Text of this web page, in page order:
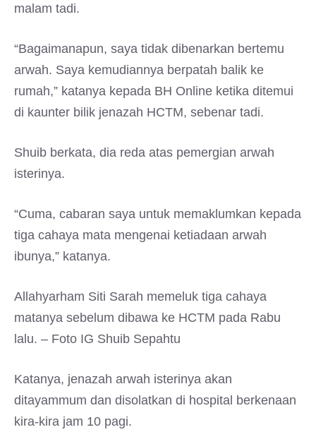
malam tadi.
“Bagaimanapun, saya tidak dibenarkan bertemu
arwah. Saya kemudiannya berpatah balik ke
rumah,” katanya kepada BH Online ketika ditemui
di kaunter bilik jenazah HCTM, sebenar tadi.
Shuib berkata, dia reda atas pemergian arwah
isterinya.
“Cuma, cabaran saya untuk memaklumkan kepada
tiga cahaya mata mengenai ketiadaan arwah
ibunya,” katanya.
Allahyarham Siti Sarah memeluk tiga cahaya
matanya sebelum dibawa ke HCTM pada Rabu
lalu. – Foto IG Shuib Sepahtu
Katanya, jenazah arwah isterinya akan
ditayammum dan disolatkan di hospital berkenaan
kira-kira jam 10 pagi.